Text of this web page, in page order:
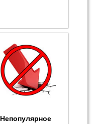
Непопулярное